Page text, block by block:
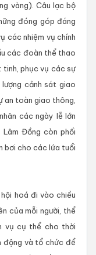
vàng). Câu lạc bộ
đóng góp đáng
các nhiệm vụ chính
các đoàn thể thao
tinh, phục vụ các sự
cảnh sát giao
toàn giao thông,
các ngày lễ lớn
Đồng còn phối
bơi cho các lứa tuổi
hoá đi vào chiều
của mỗi người, thể
vụ cụ thể cho thời
động và tổ chức để